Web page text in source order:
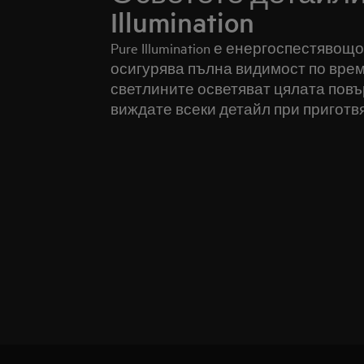
Illumination
Pure Illumination е
осигурява пълна видимост по
светлините осветяват цялата
виждате всеки детайл при